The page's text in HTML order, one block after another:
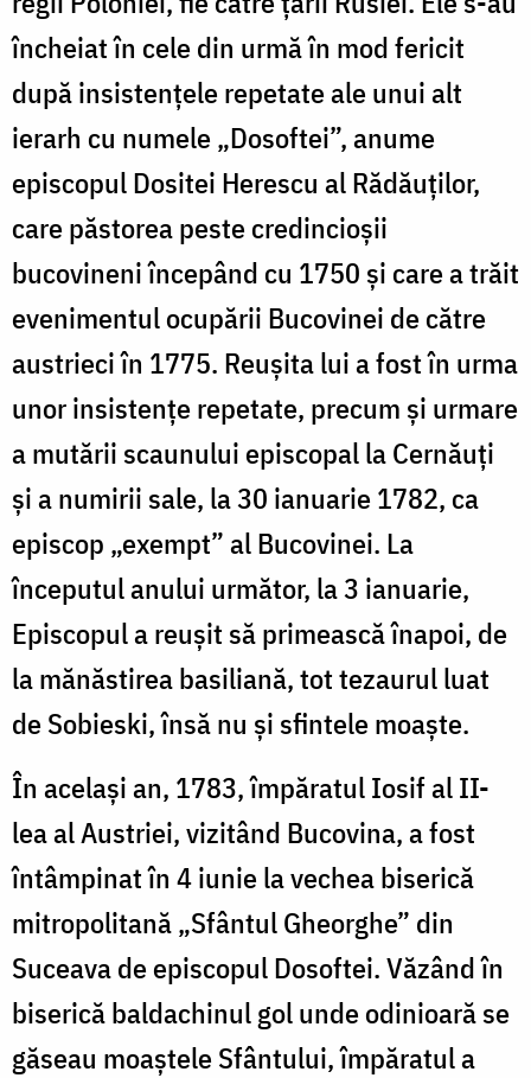
încheiat în cele din urmă în mod fericit
după insistențele repetate ale unui alt
ierarh cu numele „Dosoftei”, anume
episcopul Dositei Herescu al Rădăuților,
care păstorea peste credincioșii
bucovineni începând cu 1750 și care a trăit
evenimentul ocupării Bucovinei de către
austrieci în 1775. Reușita lui a fost în urma
unor insistențe repetate, precum și urmare
a mutării scaunului episcopal la Cernăuți
și a numirii sale, la 30 ianuarie 1782, ca
episcop „exempt” al Bucovinei. La
începutul anului următor, la 3 ianuarie,
Episcopul a reușit să primească înapoi, de
la mănăstirea basiliană, tot tezaurul luat
de Sobieski, însă nu și sfintele moaște.
În același an, 1783, împăratul Iosif al II-
lea al Austriei, vizitând Bucovina, a fost
întâmpinat în 4 iunie la vechea biserică
mitropolitană „Sfântul Gheorghe” din
Suceava de episcopul Dosoftei. Văzând în
biserică baldachinul gol unde odinioară se
găseau moaștele Sfântului, împăratul a